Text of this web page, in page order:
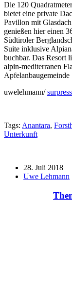
Die 120
bietet eine private
Pavillon mit
genießen hier einen
Südtiroler
Suite inklusive
buchbar. Das Resort
alpin-mediterranen
uwelehmann/surpress
Tags: Anantara,
Unterkunft
28. Juli 2018
Uwe Lehmann